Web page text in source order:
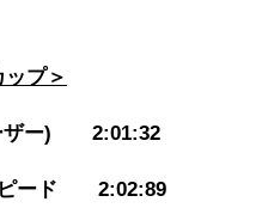
プ＞
ーザー) 2:01:32
スピード 2:02:89